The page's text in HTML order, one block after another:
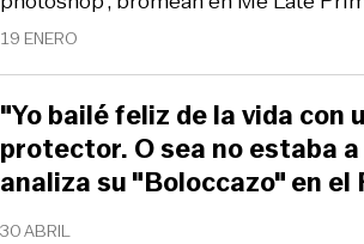
19 ENERO
30 ABRIL
"Yo bailé feliz de la vida con
protector. O sea no estaba
analiza su "Boloccazo" en el